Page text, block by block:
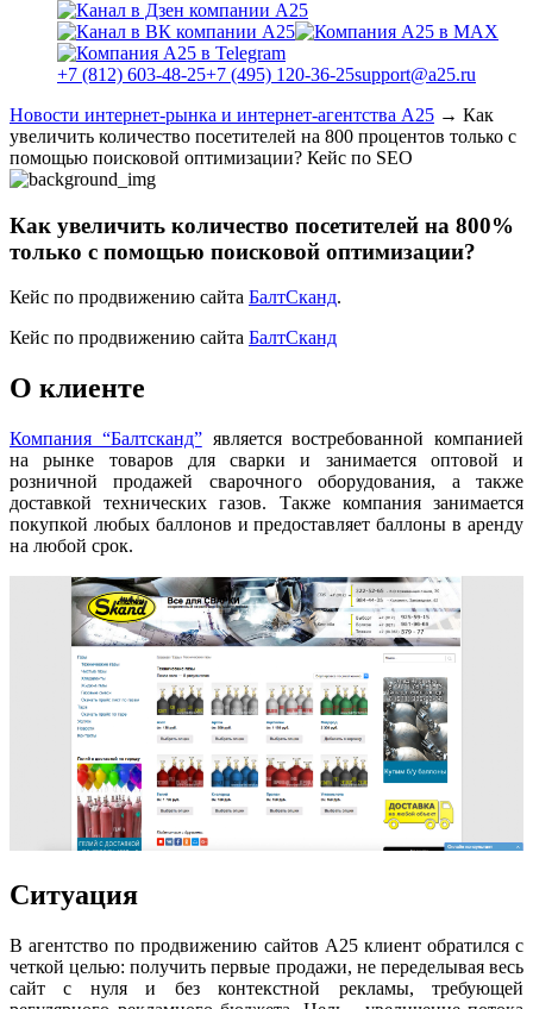
+7 (812) 603-48-25+7 (495) 120-36-25support@a25.ru
Новости интернет-рынка и интернет-агентства А25 → Как
увеличить количество посетителей на 800 процентов только с
помощью поисковой оптимизации? Кейс по SEO
Как увеличить количество посетителей на 800%
только с помощью поисковой оптимизации?
Кейс по продвижению сайта БалтСканд.
Кейс по продвижению сайта БалтСканд
О клиенте
Компания “Балтсканд”является востребованной компанией
на рынке товаров для сварки и занимается оптовой и
розничной продажей сварочного оборудования, а также
доставкой технических газов. Также компания занимается
покупкой любых баллонов и предоставляет баллоны в аренду
на любой срок.
Ситуация
В агентство по продвижению сайтов А25 клиент обратился с
четкой целью: получить первые продажи, не переделывая весь
сайт с нуля и без контекстной рекламы, требующей